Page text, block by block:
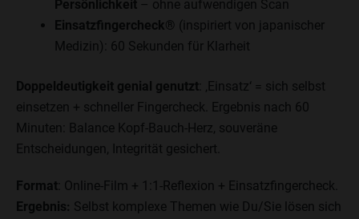
Persönlichkeit – ohne aufwendigen Scan
Einsatzfingercheck® (inspiriert von japanischer
Medizin): 60 Sekunden für Klarheit
Doppeldeutigkeit genial genutzt : ‚Einsatz‘ = sich selbst
einsetzen + schneller Fingercheck. Ergebnis nach 60
Minuten: Balance Kopf-Bauch-Herz, souveräne
Entscheidungen, Integrität gesichert.
Format : Online-Film + 1:1-Reflexion + Einsatzfingercheck.
Ergebnis: Selbst komplexe Themen wie Du/Sie lösen sich